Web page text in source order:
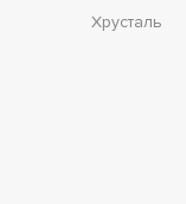
Хрусталь